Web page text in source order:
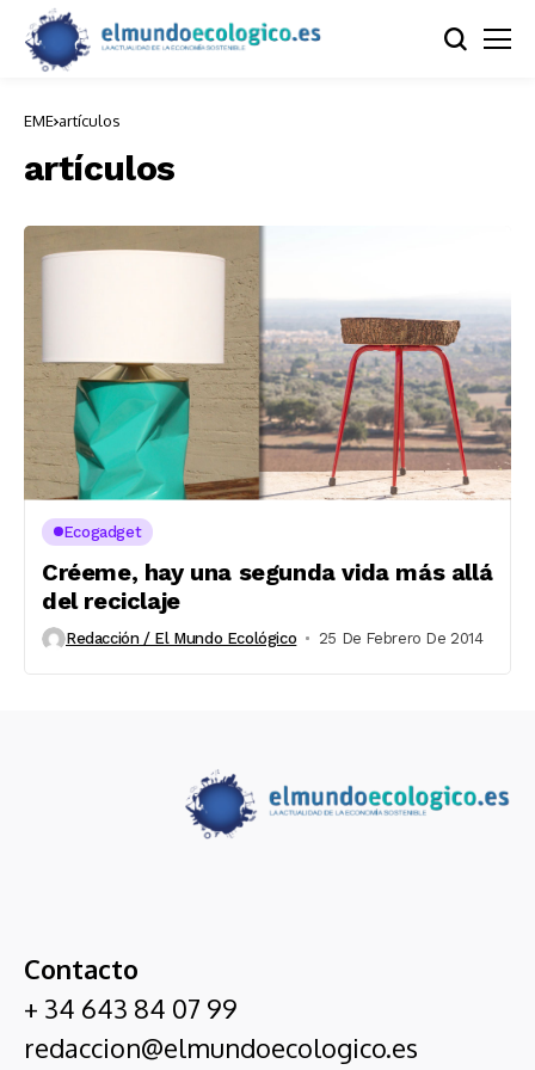
EME artículos
artículos
Ecogadget
Créeme, hay una segunda vida más allá
del reciclaje
Redacción / El Mundo Ecológico 25 De Febrero De 2014
Contacto
+ 34 643 84 07 99
redaccion@elmundoecologico.es